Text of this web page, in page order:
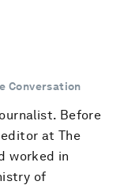
Conversation
Before
at The
worked in
of